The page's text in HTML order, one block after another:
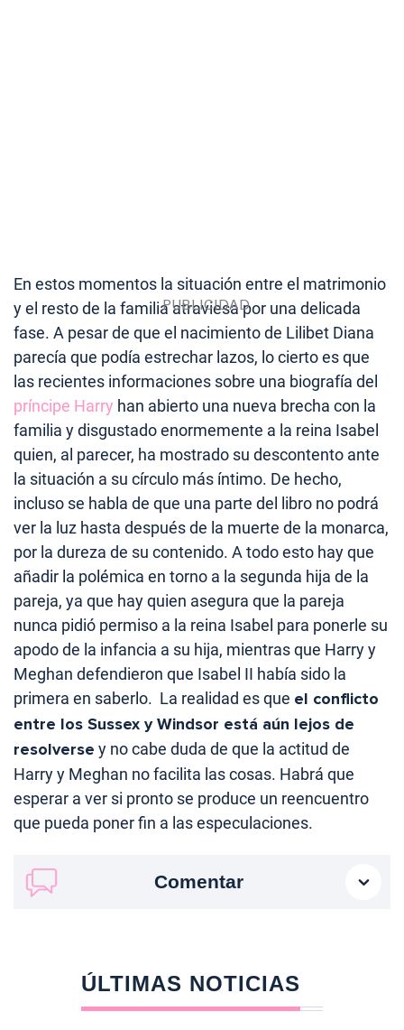
En estos momentos la situación entre el matrimonio
y el resto de la familia atraviesa por una delicada
fase. A pesar de que el nacimiento de Lilibet Diana
parecía que podía estrechar lazos, lo cierto es que
las recientes informaciones sobre una biografía del
príncipe Harry han abierto una nueva brecha con la
familia y disgustado enormemente a la reina Isabel
quien, al parecer, ha mostrado su descontento ante
la situación a su círculo más íntimo. De hecho,
incluso se habla de que una parte del libro no podrá
ver la luz hasta después de la muerte de la monarca,
por la dureza de su contenido. A todo esto hay que
añadir la polémica en torno a la segunda hija de la
pareja, ya que hay quien asegura que la pareja
nunca pidió permiso a la reina Isabel para ponerle su
apodo de la infancia a su hija, mientras que Harry y
Meghan defendieron que Isabel II había sido la
primera en saberlo. La realidad es que el conflicto
entre los Sussex y Windsor está aún lejos de
resolverse y no cabe duda de que la actitud de
Harry y Meghan no facilita las cosas. Habrá que
esperar a ver si pronto se produce un reencuentro
que pueda poner fin a las especulaciones.
Comentar
ÚLTIMAS NOTICIAS